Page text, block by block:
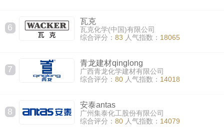
6
瓦克
瓦克化学(中国)有限公司
综合评分： 83 人气指数： 18065
7
青龙建材qinglong
广西青龙化学建材有限公司
综合评分： 80 人气指数： 14018
8
安泰antas
广州集泰化工股份有限公司
综合评分： 80 人气指数： 14079